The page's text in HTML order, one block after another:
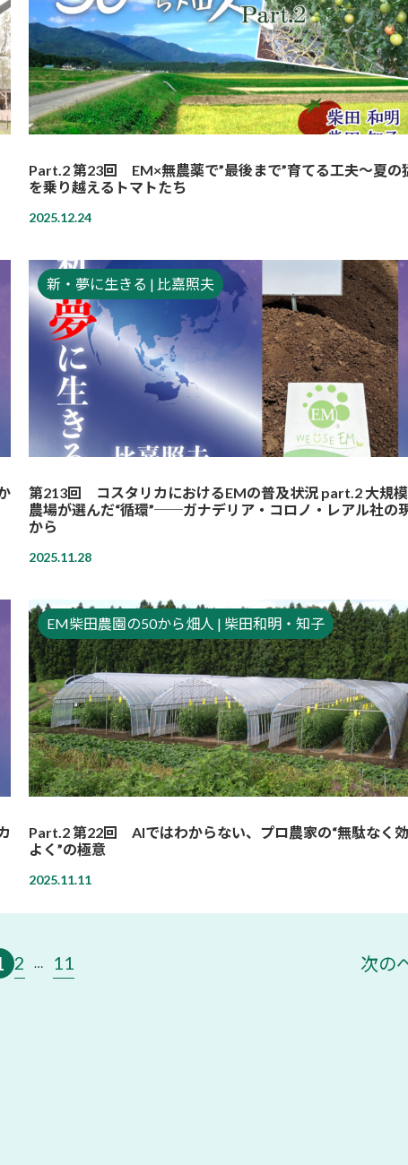
Part.2 第23回 EM×無農薬で”最後まで”育てる工夫～夏の
を乗り越えるトマトたち
2025.12.24
新・夢に生きる | 比嘉照夫
第213回 コスタリカにおけるEMの普及状況 part.2 大規
農場が選んだ“循環”──ガナデリア・コロノ・レアル社の
から
2025.11.28
EM柴田農園の50から畑人 | 柴田和明・知子
Part.2 第22回 AIではわからない、プロ農家の“無駄なく
よく”の極意
2025.11.11
2 … 11 次の